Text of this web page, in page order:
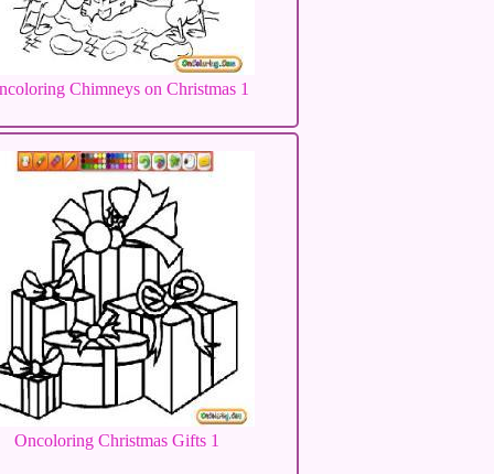
Chimneys on Christmas 1
Oncoloring Christmas Gifts 1